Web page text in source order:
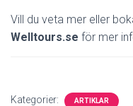
Vill du veta mer eller
Welltours.se för mer
Kategorier: ARTIKLAR